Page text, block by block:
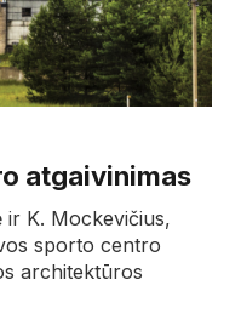
atgaivinimas
ir K. Mockevičius,
sporto centro
architektūros